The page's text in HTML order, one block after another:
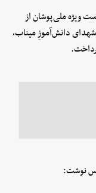
ویژه ملی‌پوشان از
شهدای دانش‌آموزِ میناب،
نوشت: